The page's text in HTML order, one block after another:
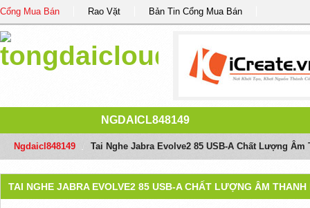
Cổng Mua Bán Rao Vặt Bản Tin Cổng Mua Bán
NGDAICL848149
Ngdaicl848149 Tai Nghe Jabra Evolve2 85 USB-A Chất Lượng Âm
TAI NGHE JABRA EVOLVE2 85 USB-A CHẤT LƯỢNG ÂM THANH